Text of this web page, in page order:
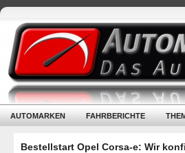
AUTOMARKEN FAHRBERICHTE
Bestellstart Opel Corsa-e: Wir